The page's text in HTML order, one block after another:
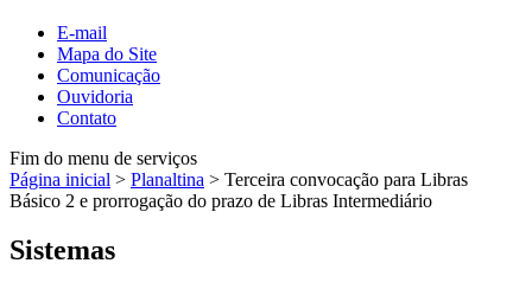
E-mail
Mapa do Site
Comunicação
Ouvidoria
Contato
Fim do menu de serviços
Página inicial > Planaltina > Terceira convocação para Libras
Básico 2 e prorrogação do prazo de Libras Intermediário
Sistemas